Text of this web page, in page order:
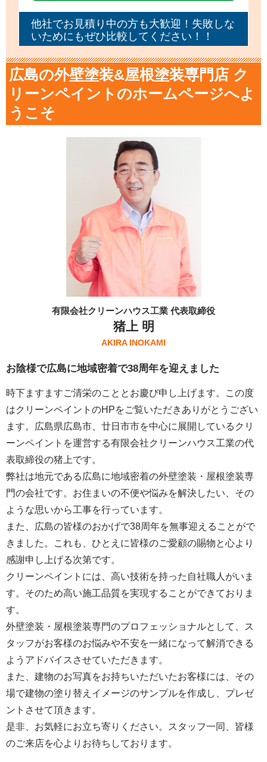
他社でお見積り中の方も大歓迎！失敗しな
いためにもぜひ比較してください！！
広島の外壁塗装&屋根塗装専門店 ク
リーンペイントのホームページへよ
うこそ
有限会社クリーンハウス工業 代表取締役
猪上 明
AKIRA INOKAMI
お陰様で広島に地域密着で38周年を迎えました
時下ますますご清栄のこととお慶び申し上げます。この度
はクリーンペイントのHPをご覧いただきありがとうござい
ます。広島県広島市、廿日市市を中心に展開しているクリ
ーンペイントを運営する有限会社クリーンハウス工業の代
表取締役の猪上です。
弊社は地元である広島に地域密着の外壁塗装・屋根塗装専
門の会社です。お住まいの不便や悩みを解決したい、その
ような思いから工事を行っています。
また、広島の皆様のおかげで38周年を無事迎えることがで
きました。これも、ひとえに皆様のご愛顧の賜物と心より
感謝申し上げる次第です。
クリーンペイントには、高い技術を持った自社職人がいま
す。そのため高い施工品質を実現することができておりま
す。
外壁塗装・屋根塗装専門のプロフェッショナルとして、ス
タッフがお客様のお悩みや不安を一緒になって解消できる
ようアドバイスさせていただきます。
また、建物のお写真をお持ちいただいたお客様には、その
場で建物の塗り替えイメージのサンプルを作成し、プレゼ
ントさせて頂きます。
是非、お気軽にお立ち寄りください。スタッフ一同、皆様
のご来店を心よりお待ちしております。